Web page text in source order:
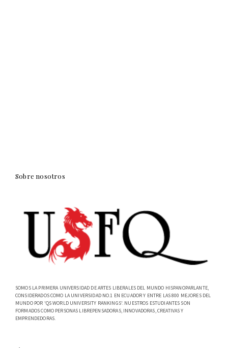
Sobre nosotros
SOMOS LA PRIMERA UNIVERSIDAD DE ARTES LIBERALES DEL MUNDO HISPANOPARLANTE,
CONSIDERADOS COMO LA UNIVERSIDAD NO.1 EN ECUADOR Y ENTRE LAS 800 MEJORES DEL
MUNDO POR 'QS WORLD UNIVERSITY RANKINGS'. NUESTROS ESTUDIANTES SON
FORMADOS COMO PERSONAS LIBREPENSADORAS, INNOVADORAS, CREATIVAS Y
EMPRENDEDORAS.